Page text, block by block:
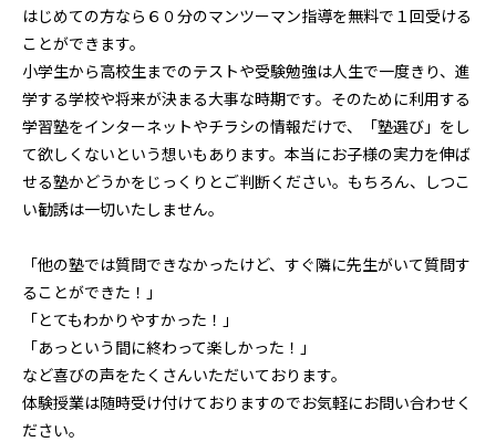
はじめての方なら６０分のマンツーマン指導を無料で１回受ける
ことができます。
小学生から高校生までのテストや受験勉強は人生で一度きり、進
学する学校や将来が決まる大事な時期です。そのために利用する
学習塾をインターネットやチラシの情報だけで、「塾選び」をし
て欲しくないという想いもあります。本当にお子様の実力を伸ば
せる塾かどうかをじっくりとご判断ください。もちろん、しつこ
い勧誘は一切いたしません。
「他の塾では質問できなかったけど、すぐ隣に先生がいて質問す
ることができた！」
「とてもわかりやすかった！」
「あっという間に終わって楽しかった！」
など喜びの声をたくさんいただいております。
体験授業は随時受け付けておりますのでお気軽にお問い合わせく
ださい。